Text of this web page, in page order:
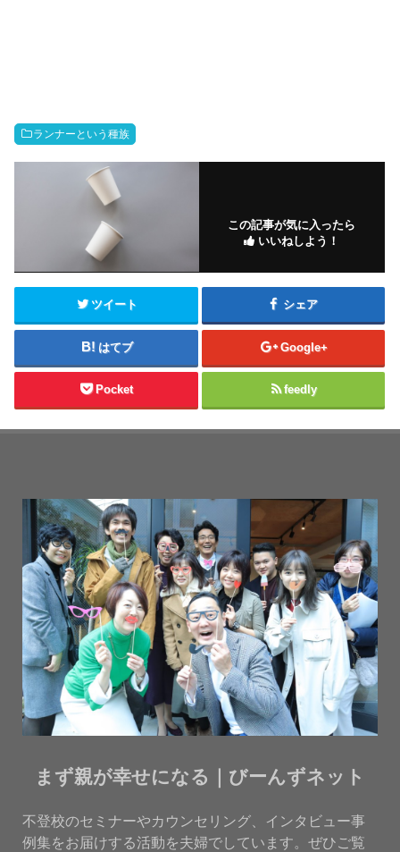
ランナーという種族
この記事が気に入ったら
いいねしよう！
ツイート シェア
はてブ Google+
Pocket feedly
まず親が幸せになる｜びーんずネット
不登校のセミナーやカウンセリング、インタビュー事
例集をお届けする活動を夫婦でしています。ぜひご覧